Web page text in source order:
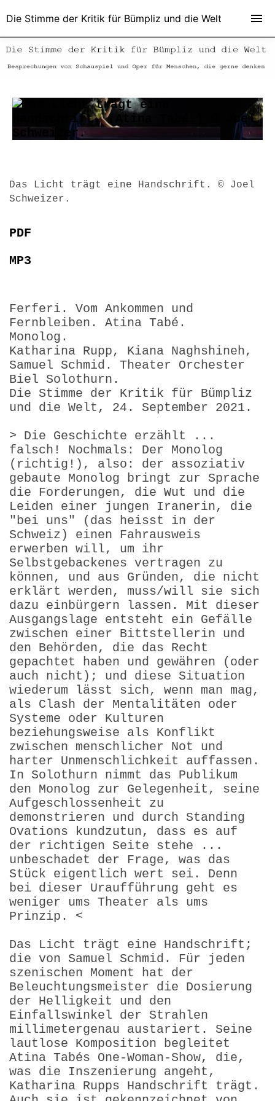
Das Licht trägt eine Handschrift. © Joel
Schweizer.
PDF
MP3
Ferferi. Vom Ankommen und
Fernbleiben. Atina Tabé.
Monolog.
Katharina Rupp, Kiana Naghshineh,
Samuel Schmid. Theater Orchester
Biel Solothurn.
Die Stimme der Kritik für Bümpliz
und die Welt, 24. September 2021.
> Die Geschichte erzählt ...
falsch! Nochmals: Der Monolog
(richtig!), also: der assoziativ
gebaute Monolog bringt zur Sprache
die Forderungen, die Wut und die
Leiden einer jungen Iranerin, die
"bei uns" (das heisst in der
Schweiz) einen Fahrausweis
erwerben will, um ihr
Selbstgebackenes vertragen zu
können, und aus Gründen, die nicht
erklärt werden, muss/will sie sich
dazu einbürgern lassen. Mit dieser
Ausgangslage entsteht ein Gefälle
zwischen einer Bittstellerin und
den Behörden, die das Recht
gepachtet haben und gewähren (oder
auch nicht); und diese Situation
wiederum lässt sich, wenn man mag,
als Clash der Mentalitäten oder
Systeme oder Kulturen
beziehungsweise als Konflikt
zwischen menschlicher Not und
harter Unmenschlichkeit auffassen.
In Solothurn nimmt das Publikum
den Monolog zur Gelegenheit, seine
Aufgeschlos­sen­heit zu
demonstrieren und durch Standing
Ovations kundzutun, dass es auf
der richtigen Seite stehe ...
unbe­schadet der Frage, was das
Stück eigentlich wert sei. Denn
bei dieser Uraufführung geht es
weniger ums Theater als ums
Prinzip. <
Das Licht trägt eine Handschrift;
die von Samuel Schmid. Für jeden
szenischen Moment hat der
Beleuchtungsmeister die Dosierung
der Helligkeit und den
Einfallswinkel der Strahlen
millimetergenau austariert. Seine
lautlose Komposition begleitet
Atina Tabés One-Woman-Show, die,
was die Inszenierung angeht,
Katharina Rupps Handschrift trägt.
Die Stimme der Kritik für Bümpliz und die Welt